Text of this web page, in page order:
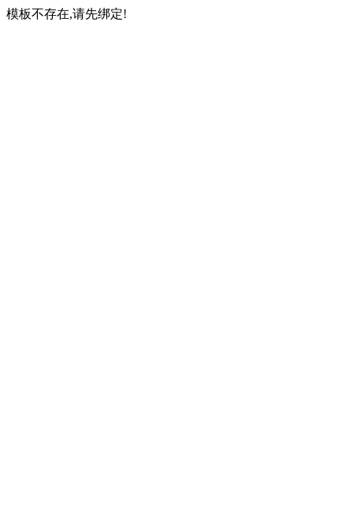
模板不存在,请先绑定!